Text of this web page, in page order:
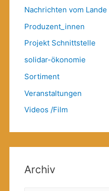
Nachrichten vom Lande
Produzent_innen
Projekt Schnittstelle
solidar-ökonomie
Sortiment
Veranstaltungen
Videos /Film
Archiv